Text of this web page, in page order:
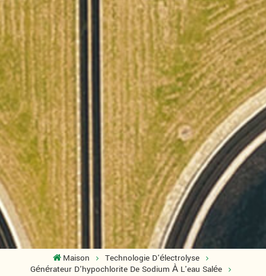
Maison
Technologie D'électrolyse
Générateur D'hypochlorite De Sodium À L'eau Salée